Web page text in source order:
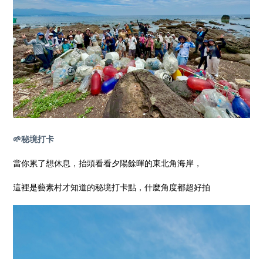
🌱秘境打卡
當你累了想休息，抬頭看看夕陽餘暉的東北角海岸，
這裡是藝素村才知道的秘境打卡點，什麼角度都超好拍